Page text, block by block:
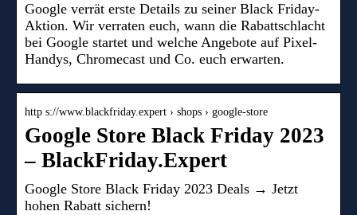
Google verrät erste Details zu seiner Black Friday-
Aktion. Wir verraten euch, wann die Rabattschlacht
bei Google startet und welche Angebote auf Pixel-
Handys, Chromecast und Co. euch erwarten.
http s://www.blackfriday.expert › shops › google-store
Google Store Black Friday 2023
– BlackFriday.Expert
Google Store Black Friday 2023 Deals → Jetzt
hohen Rabatt sichern!